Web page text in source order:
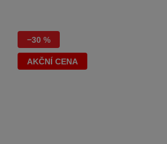
−30 %
AKČNÍ CENA